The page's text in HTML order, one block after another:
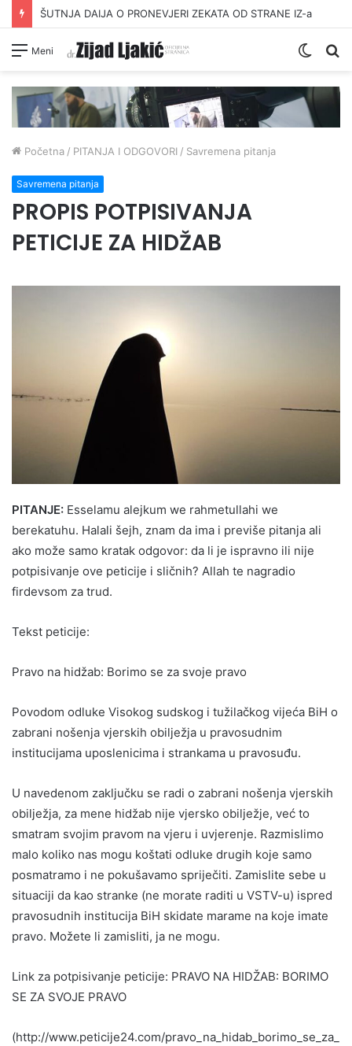
ŠUTNJA DAIJA O PRONEVJERI ZEKATA OD STRANE IZ-a
Meni
Switch
Početna / PITANJA I ODGOVORI / Savremena pitanja
Savremena pitanja
PROPIS POTPISIVANJA
PETICIJE ZA HIDŽAB
PITANJE: Esselamu alejkum we rahmetullahi we
berekatuhu. Halali šejh, znam da ima i previše pitanja ali
ako može samo kratak odgovor: da li je ispravno ili nije
potpisivanje ove peticije i sličnih? Allah te nagradio
firdevsom za trud.
Tekst peticije:
Pravo na hidžab: Borimo se za svoje pravo
Povodom odluke Visokog sudskog i tužilačkog vijeća BiH o
zabrani nošenja vjerskih obilježja u pravosudnim
institucijama uposlenicima i strankama u pravosuđu.
U navedenom zaključku se radi o zabrani nošenja vjerskih
obilježja, za mene hidžab nije vjersko obilježje, već to
smatram svojim pravom na vjeru i uvjerenje. Razmislimo
malo koliko nas mogu koštati odluke drugih koje samo
posmatramo i ne pokušavamo spriječiti. Zamislite sebe u
situaciji da kao stranke (ne morate raditi u VSTV-u) ispred
pravosudnih institucija BiH skidate marame na koje imate
pravo. Možete li zamisliti, ja ne mogu.
Link za potpisivanje peticije: PRAVO NA HIDŽAB: BORIMO
SE ZA SVOJE PRAVO
(http://www.peticije24.com/pravo_na_hidab_borimo_se_za_